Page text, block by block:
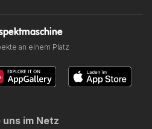
an einem Platz
uns im Netz